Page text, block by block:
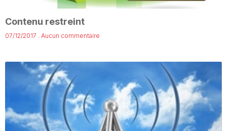
Contenu restreint
07/12/2017 Aucun commentaire